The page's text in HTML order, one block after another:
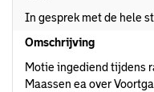
In gesprek met de hele
Omschrijving
Motie ingediend tijdens
Maassen ea over